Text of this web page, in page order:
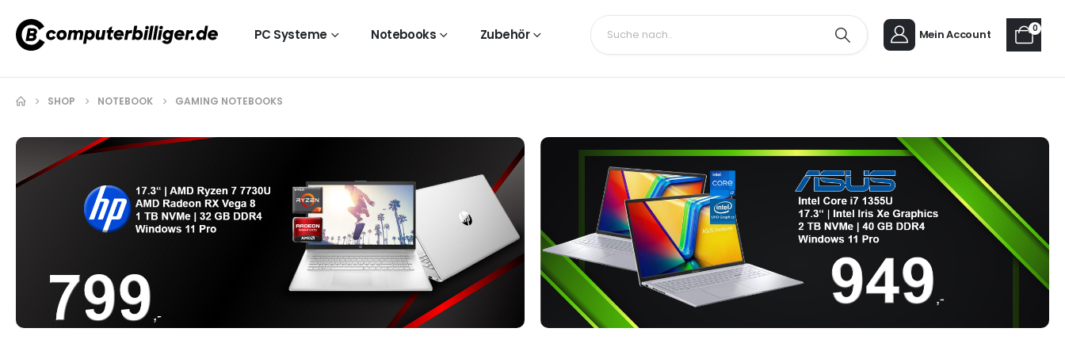
PC Systeme Notebooks Zubehör Mein Account 0
SHOP NOTEBOOK GAMING NOTEBOOKS